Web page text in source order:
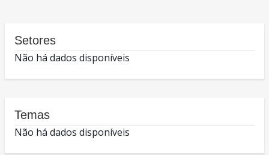
Setores
Não há dados disponíveis
Temas
Não há dados disponíveis